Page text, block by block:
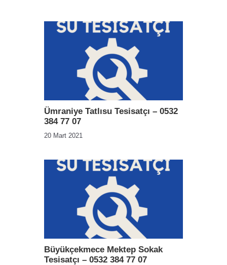
Ümraniye Tatlısu Tesisatçı – 0532
384 77 07
20 Mart 2021
Büyükçekmece Mektep Sokak
Tesisatçı – 0532 384 77 07